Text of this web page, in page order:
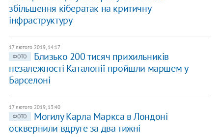
збільшення кібератак на критичну
інфраструктуру
17 лютого 2019, 14:17
ФОТО
Близько 200 тисяч прихильників
незалежності Каталонії пройшли маршем у
Барселоні
17 лютого 2019, 13:40
ФОТО
Могилу Карла Маркса в Лондоні
осквернили вдруге за два тижні